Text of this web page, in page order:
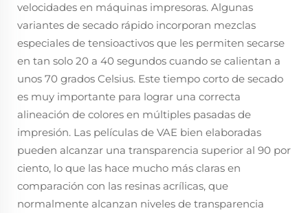
velocidades en máquinas impresoras. Algunas
variantes de secado rápido incorporan mezclas
especiales de tensioactivos que les permiten secarse
en tan solo 20 a 40 segundos cuando se calientan a
unos 70 grados Celsius. Este tiempo corto de secado
es muy importante para lograr una correcta
alineación de colores en múltiples pasadas de
impresión. Las películas de VAE bien elaboradas
pueden alcanzar una transparencia superior al 90 por
ciento, lo que las hace mucho más claras en
comparación con las resinas acrílicas, que
normalmente alcanzan niveles de transparencia